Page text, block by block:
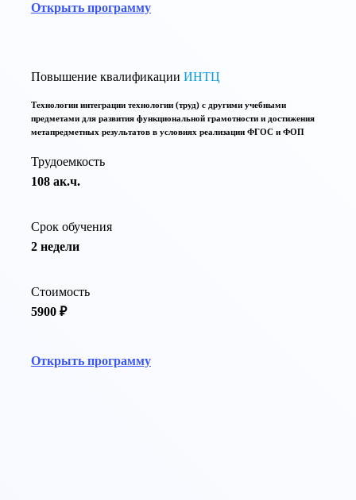
Открыть программу
Повышение квалификации ИНТЦ
Технологии интеграции технологии (труд) с другими учебными
предметами для развития функциональной грамотности и достижения
метапредметных результатов в условиях реализации ФГОС и ФОП
Трудоемкость
108 ак.ч.
Срок обучения
2 недели
Стоимость
5900 ₽
Открыть программу